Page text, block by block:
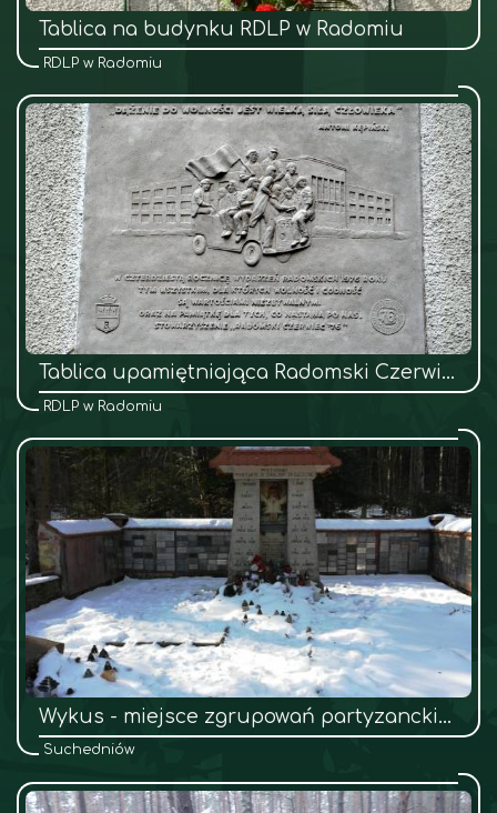
Tablica na budynku RDLP w Radomiu
RDLP w Radomiu
Tablica upamiętniająca Radomski Czerwiec’76
RDLP w Radomiu
Wykus - miejsce zgrupowań partyzanckich
Suchedniów